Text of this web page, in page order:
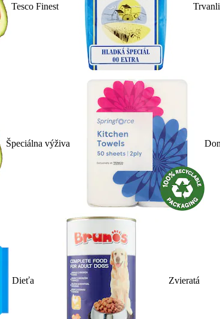
Tesco Finest
Špeciálna výživa
Dieťa Zvieratá